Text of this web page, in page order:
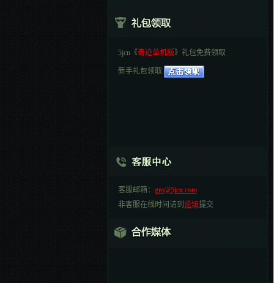
5jcn《奇迹单机版》礼包免费领取
新手礼包领取
客服邮箱： gm@5jcn.com
非客服在线时间请到 论坛提交